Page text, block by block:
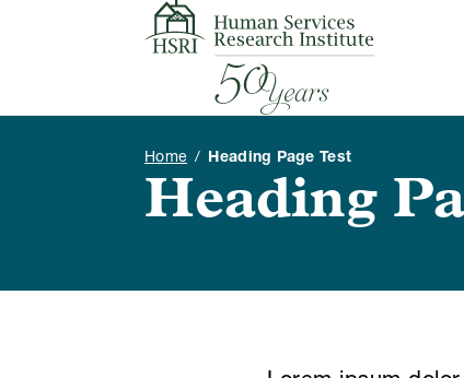
Skip to content
Home / Heading Page Test
Heading